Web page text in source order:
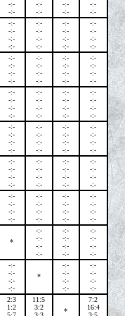
-:-
-:-
-:-
-:-
-:-
-:-
-:-
-:-
-:-
-:-
-:-
-:-
-:-
-:-
-:-
-:-
-:-
-:-
-:-
-:-
-:-
-:-
-:-
-:-
-:-
-:-
-:-
-:-
-:-
-:-
-:-
-:-
-:-
-:-
-:-
-:-
-:-
-:-
-:-
-:-
-:-
-:-
-:-
-:-
-:-
-:-
-:-
-:-
-:-
-:-
-:-
-:-
-:-
-:-
-:-
-:-
-:-
-:-
-:-
-:-
-:-
-:-
-:-
-:-
-:-
-:-
-:-
-:-
-:-
-:-
-:-
-:-
-:-
-:-
-:-
-:-
-:-
-:-
-:-
-:-
-:-
-:-
-:-
-:-
-:-
-:-
-:-
-:-
-:-
-:-
-:-
-:-
-:-
-:-
-:-
-:-
-:-
-:-
-:-
-:-
-:-
-:-
-:-
-:-
*
-:-
-:-
-:-
-:-
-:-
-:-
-:-
-:-
-:-
-:-
-:-
-:-
-:-
-:-
-:-
-:-
*
-:-
-:-
-:-
-:-
-:-
-:-
-:-
-:-
2:3
1:2
11:5
3:2
*
7:2
16:4